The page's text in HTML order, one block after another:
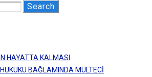
Search
HAYATTA KALMASI
BAĞLAMINDA MÜLTECİ